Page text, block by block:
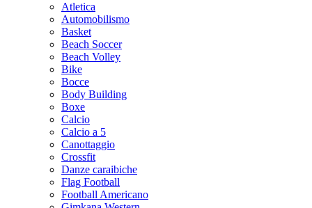
Atletica
Automobilismo
Basket
Beach Soccer
Beach Volley
Bike
Bocce
Body Building
Boxe
Calcio
Calcio a 5
Canottaggio
Crossfit
Danze caraibiche
Flag Football
Football Americano